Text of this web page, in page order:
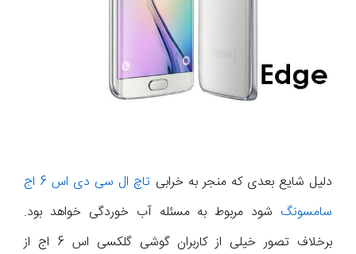
دلیل شایع بعدی که منجر به خرابی
تاچ ال سی دی اس 6 اج
سامسونگ شود مربوط به مسئله آب خوردگی خواهد بود.
برخلاف تصور خیلی از کاربران گوشی گلکسی اس 6 اج از